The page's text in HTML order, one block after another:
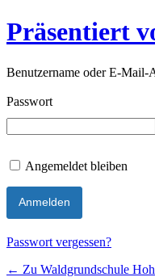
Präsentiert
Benutzername oder E-Mail-
Passwort
Angemeldet bleiben
Passwort vergessen?
← Zu Waldgrundschule